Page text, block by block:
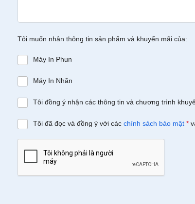
Tôi muốn nhận thông tin sản phẩm và khuyến mãi của:
Máy In Phun
Máy In Nhãn
Tôi đồng ý nhận các thông tin và chương trình
Tôi đã đọc và đồng ý với các chính sách bảo mật *